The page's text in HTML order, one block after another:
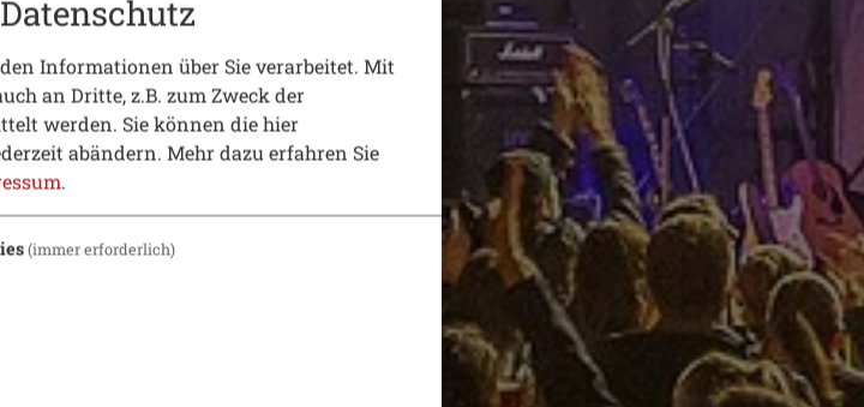
Informationen über Sie verarbeitet. Mit
an Dritte, z.B. zum Zweck der
werden. Sie können die hier
abändern. Mehr dazu erfahren Sie
.
(immer erforderlich)